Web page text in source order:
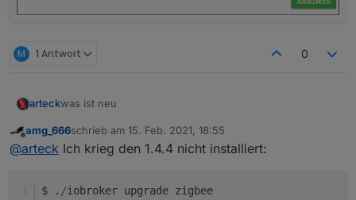
M 1 Antwort 0
arteckwas ist neu
@Ilya : man kann externe konverter einbinmden für DIY
Geräte
Offline
amg_666schrieb am 15. Feb. 2021, 18:55
zuletzt editiert von
@arteck Ich krieg den 1.4.4 nicht installiert:
$ . /iobroker upgrade zigbee